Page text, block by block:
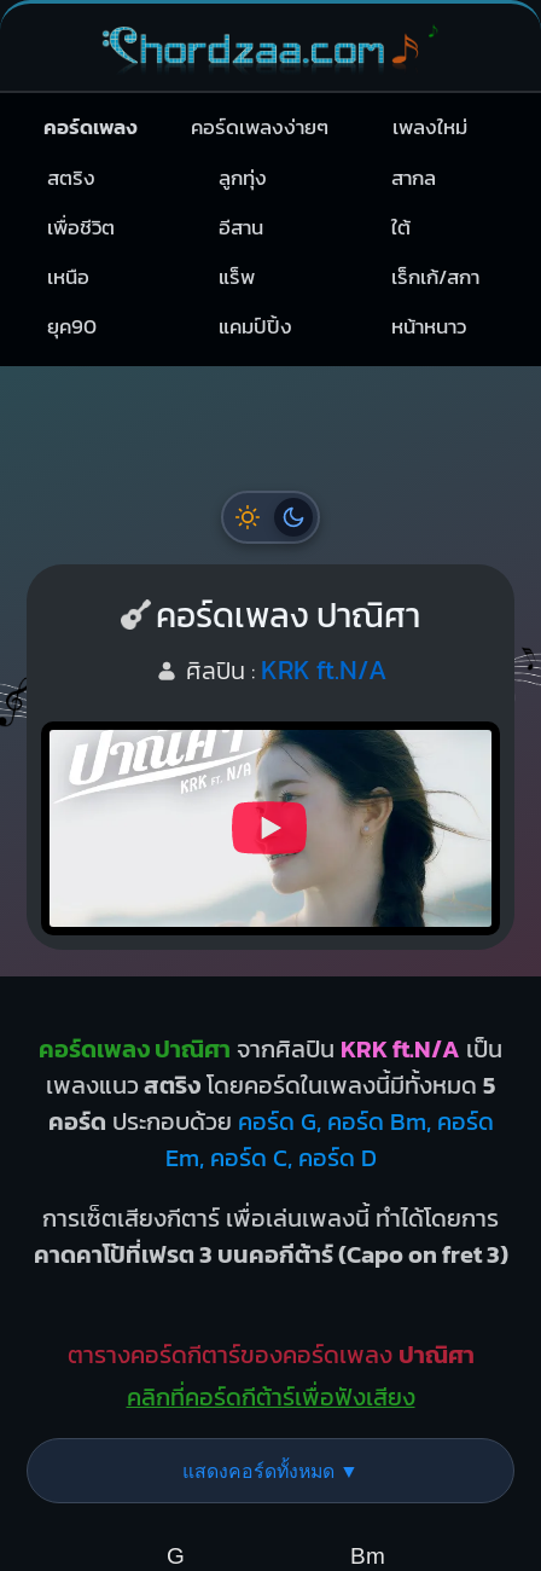
คอร์ดเพลง คอร์ดเพลงง่ายๆ
เพลงใหม่
สตริง
ลูกทุ่ง
สากล
เพื่อชีวิต
อีสาน
ใต้
เหนือ
แร็พ
เร็กเก้/สกา
ยุค90
แคมป์ปิ้ง หน้าหนาว
คอร์ดเพลง ปาณิศา
ศิลปิน : KRK ft.N/A
คอร์ดเพลง ปาณิศา จากศิลปิน KRK ft.N/A เป็น
เพลงแนวสตริงโดยคอร์ดในเพลงนี้มีทั้งหมด 5
คอร์ด ประกอบด้วย คอร์ด G, คอร์ด Bm, คอร์ด
Em, คอร์ด C, คอร์ด D
การเซ็ตเสียงกีตาร์ เพื่อเล่นเพลงนี้ ทำได้โดยการ
คาดคาโป้ที่เฟรต 3 บนคอกีต้าร์ (Capo on fret 3)
ตารางคอร์ดกีตาร์ของคอร์ดเพลง ปาณิศา
คลิกที่คอร์ดกีต้าร์เพื่อฟังเสียง
แสดงคอร์ดทั้งหมด ▼
G Bm